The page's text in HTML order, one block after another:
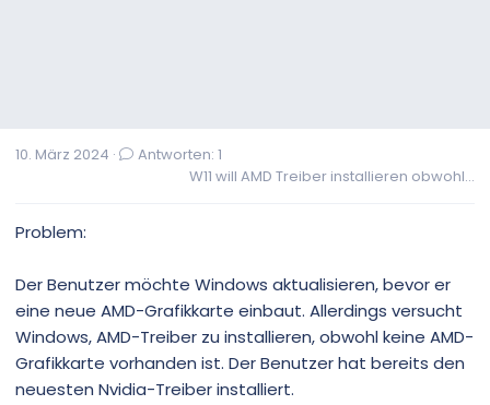
10. März 2024
Antworten: 1
W11 will AMD Treiber installieren obwohl...
Problem:
Der Benutzer möchte Windows aktualisieren, bevor er
eine neue AMD-Grafikkarte einbaut. Allerdings versucht
Windows, AMD-Treiber zu installieren, obwohl keine AMD-
Grafikkarte vorhanden ist. Der Benutzer hat bereits den
neuesten Nvidia-Treiber installiert.